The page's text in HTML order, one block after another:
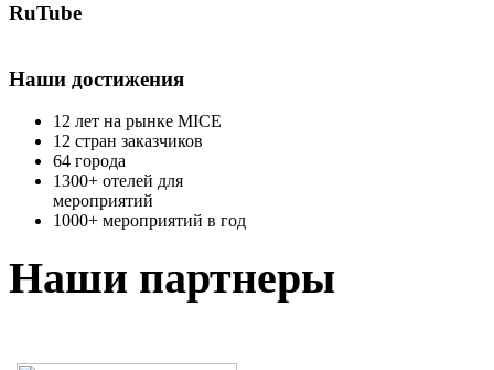
RuTube
Наши достижения
12 лет на рынке MICE
12 стран заказчиков
64 города
1300+ отелей для
мероприятий
1000+ мероприятий в год
Наши партнеры